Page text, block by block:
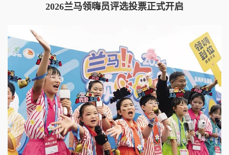
2026兰马领嗨员评选投票正式开启